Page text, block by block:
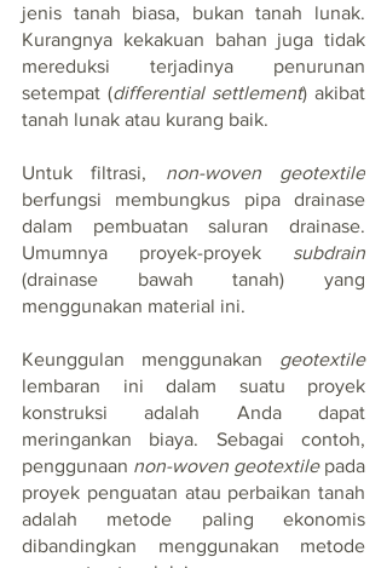
jenis tanah biasa, bukan tanah lunak.
Kurangnya kekakuan bahan juga tidak
mereduksi terjadinya penurunan
setempat (differential settlement) akibat
tanah lunak atau kurang baik.
Untuk filtrasi, non-woven geotextile
berfungsi membungkus pipa drainase
dalam pembuatan saluran drainase.
Umumnya proyek-proyek subdrain
(drainase bawah tanah) yang
menggunakan material ini.
Keunggulan menggunakan
geotextile
lembaran ini dalam suatu proyek
konstruksi adalah Anda dapat
meringankan biaya. Sebagai contoh,
penggunaan non-woven geotextile pada
proyek penguatan atau perbaikan tanah
adalah metode paling ekonomis
dibandingkan menggunakan metode